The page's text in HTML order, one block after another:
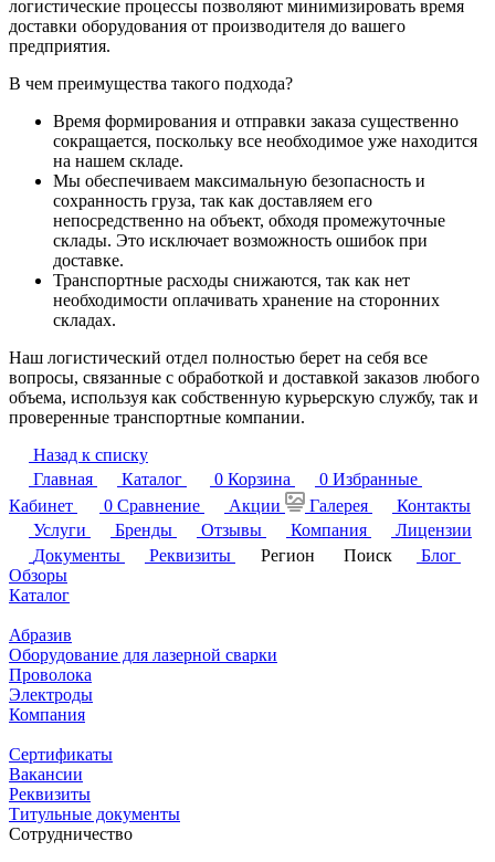
логистические процессы позволяют минимизировать время
доставки оборудования от производителя до вашего
предприятия.
В чем преимущества такого подхода?
Время формирования и отправки заказа существенно
сокращается, поскольку все необходимое уже находится
на нашем складе.
Мы обеспечиваем максимальную безопасность и
сохранность груза, так как доставляем его
непосредственно на объект, обходя промежуточные
склады. Это исключает возможность ошибок при
доставке.
Транспортные расходы снижаются, так как нет
необходимости оплачивать хранение на сторонних
складах.
Наш логистический отдел полностью берет на себя все
вопросы, связанные с обработкой и доставкой заказов любого
объема, используя как собственную курьерскую службу, так и
проверенные транспортные компании.
Назад к списку
Главная
Каталог 0 Корзина 0 Избранные
Кабинет
0 Сравнение Акции Галерея
Контакты
Услуги
Бренды Отзывы Компания
Лицензии
Документы
Реквизиты Регион Поиск
Блог
Обзоры
Каталог
Абразив
Оборудование для лазерной сварки
Проволока
Электроды
Компания
Сертификаты
Вакансии
Реквизиты
Титульные документы
Сотрудничество